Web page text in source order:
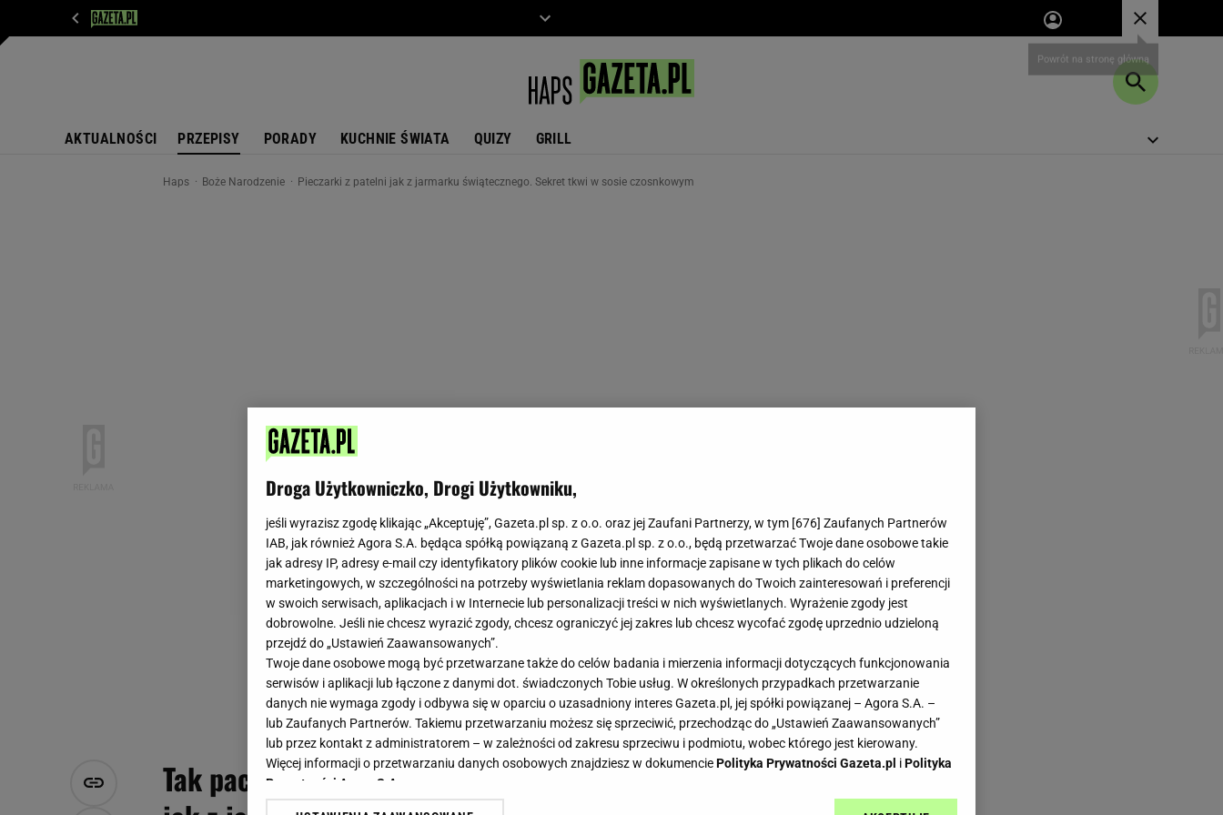
AKTUALNOŚCI PRZEPISY PORADY KUCHNIE ŚWIATA QUIZY GRILL
Haps Boże Narodzenie Pieczarki z patelni jak z jarmarku świątecznego. Sekret tkwi w sosie czosnkowym
Tak pachnie grudzień! Pieczarki z patelni i sos czosnkowy
Droga Użytkowniczko, Drogi Użytkowniku,
jeśli wyrazisz zgodę klikając „Akceptuję”, Gazeta.pl sp. z o.o. oraz jej Zaufani Partnerzy, w tym [676] Zaufanych Partnerów
IAB, jak również Agora S.A. będąca spółką powiązaną z Gazeta.pl sp. z o.o., będą przetwarzać Twoje dane osobowe takie
jak adresy IP, adresy e-mail czy identyfikatory plików cookie lub inne informacje zapisane w tych plikach do celów
marketingowych, w szczególności na potrzeby wyświetlania reklam dopasowanych do Twoich zainteresowań i preferencji
w swoich serwisach, aplikacjach i w Internecie lub personalizacji treści w nich wyświetlanych. Wyrażenie zgody jest
dobrowolne. Jeśli nie chcesz wyrazić zgody, chcesz ograniczyć jej zakres lub chcesz wycofać zgodę uprzednio udzieloną
przejdź do „Ustawień Zaawansowanych”.
Twoje dane osobowe mogą być przetwarzane także do celów badania i mierzenia informacji dotyczących funkcjonowania
serwisów i aplikacji lub łączone z danymi dot. świadczonych Tobie usług. W określonych przypadkach przetwarzanie
danych nie wymaga zgody i odbywa się w oparciu o uzasadniony interes Gazeta.pl, jej spółki powiązanej – Agora S.A. –
lub Zaufanych Partnerów. Takiemu przetwarzaniu możesz się sprzeciwić, przechodząc do „Ustawień Zaawansowanych”
lub przez kontakt z administratorem – w zależności od zakresu sprzeciwu i podmiotu, wobec którego jest kierowany.
Więcej informacji o przetwarzaniu danych osobowych znajdziesz w dokumenciePolityka Prywatności Gazeta.pl iPolityka
Prywatności Agora S.A.